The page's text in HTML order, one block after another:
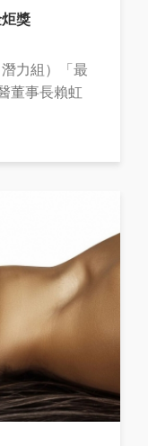
獎
力組）「最
董事長賴虹